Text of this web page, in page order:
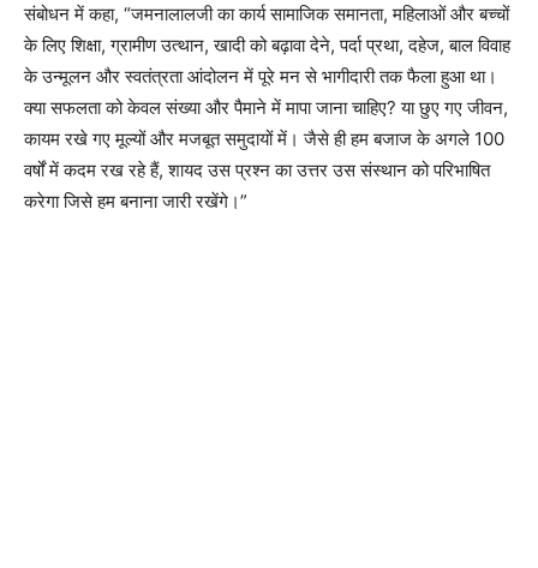
संबोधन में कहा, “जमनालालजी का कार्य सामाजिक समानता, महिलाओं और बच्चों
के लिए शिक्षा, ग्रामीण उत्थान, खादी को बढ़ावा देने, पर्दा प्रथा, दहेज, बाल विवाह
के उन्मूलन और स्वतंत्रता आंदोलन में पूरे मन से भागीदारी तक फैला हुआ था।
क्या सफलता को केवल संख्या और पैमाने में मापा जाना चाहिए? या छुए गए जीवन,
कायम रखे गए मूल्यों और मजबूत समुदायों में। जैसे ही हम बजाज के अगले 100
वर्षों में कदम रख रहे हैं, शायद उस प्रश्न का उत्तर उस संस्थान को परिभाषित
करेगा जिसे हम बनाना जारी रखेंगे।”